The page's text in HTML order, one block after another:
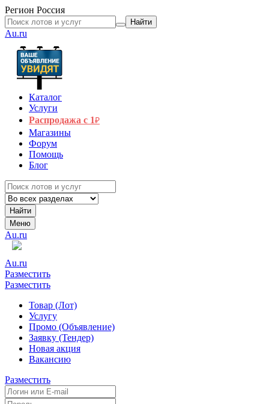
Регион Россия
Найти
Au.ru
Каталог
Услуги
Распродажа с 1₽
Магазины
Форум
Помощь
Блог
Найти
Меню
Au.ru
Au.ru
Разместить
Разместить
Товар (Лот)
Услугу
Промо (Объявление)
Заявку (Тендер)
Новая акция
Вакансию
Разместить